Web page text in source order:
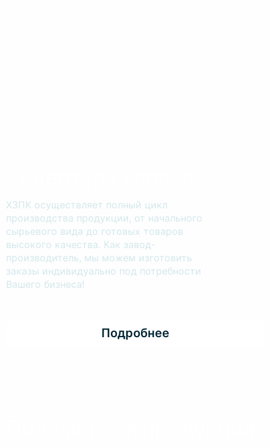
ХЗПК осуществляет полный цикл
производства продукции, от начального
сырьевого вида до готовых товаров
высокого качества. Как завод-
производитель, мы можем изготовить
заказы индивидуально под потребности
Вашего бизнеса!
Подробнее